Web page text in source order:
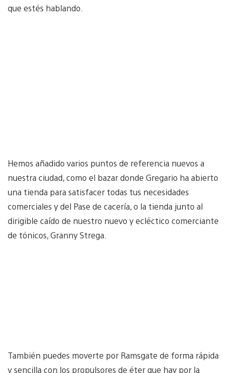
que estés hablando.
Hemos añadido varios puntos de referencia nuevos a
nuestra ciudad, como el bazar donde Gregario ha abierto
una tienda para satisfacer todas tus necesidades
comerciales y del Pase de cacería, o la tienda junto al
dirigible caído de nuestro nuevo y ecléctico comerciante
de tónicos, Granny Strega.
También puedes moverte por Ramsgate de forma rápida
y sencilla con los propulsores de éter que hay por la